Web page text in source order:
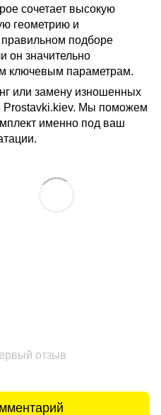
сочетает высокую
геометрию и
подборе
он значительно
ключевым параметрам.
или замену изношенных
Prostavki.kiev. Мы поможем
именно под ваш
отзыв